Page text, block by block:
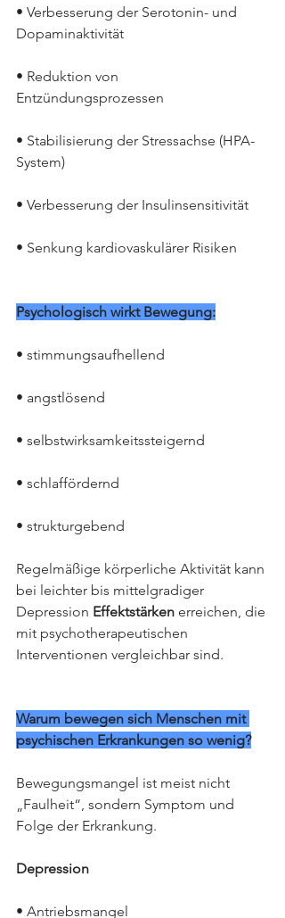
• Verbesserung der Serotonin- und
Dopaminaktivität
• Reduktion von
Entzündungsprozessen
• Stabilisierung der Stressachse (HPA-
System)
• Verbesserung der Insulinsensitivität
• Senkung kardiovaskulärer Risiken
Psychologisch wirkt Bewegung:
• stimmungsaufhellend
• angstlösend
• selbstwirksamkeitssteigernd
• schlaffördernd
• strukturgebend
Regelmäßige körperliche Aktivität kann
bei leichter bis mittelgradiger
Depression Effektstärken erreichen, die
mit psychotherapeutischen
Interventionen vergleichbar sind.
Warum bewegen sich Menschen mit
psychischen Erkrankungen so wenig?
Bewegungsmangel ist meist nicht
„Faulheit“, sondern Symptom und
Folge der Erkrankung.
Depression
• Antriebsmangel